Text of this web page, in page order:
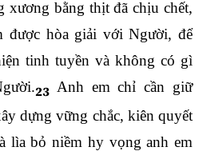
xương bằng thịt đã chịu chết,
được hòa giải với Người, để
tinh tuyền và không có gì
23 Anh em chỉ cần giữ
dựng vững chắc, kiên quyết
lìa bỏ niềm hy vọng anh em